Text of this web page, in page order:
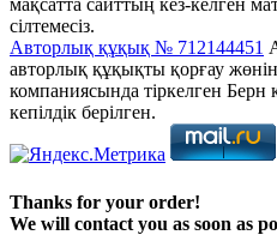
мақсатта сайттың кез-келген
сілтемесіз.
Авторлық құқық № 712144451
авторлық құқықты қорғау
компаниясында тіркелген
кепілдік берілген.
Thanks for your order!
We will contact you as soon as